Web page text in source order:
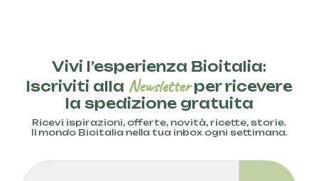
Vivi l’esperienza Bioitalia:
Iscriviti alla Newsletterper ricevere
la spedizione gratuita
Ricevi ispirazioni, offerte, novità, ricette, storie.
Il mondo Bioitalia nella tua inbox ogni settimana.